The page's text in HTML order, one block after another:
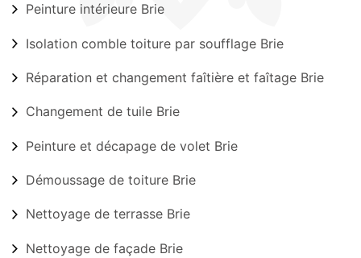
Peinture intérieure Brie
Isolation comble toiture par soufflage Brie
Réparation et changement faîtière et faîtage Brie
Changement de tuile Brie
Peinture et décapage de volet Brie
Démoussage de toiture Brie
Nettoyage de terrasse Brie
Nettoyage de façade Brie